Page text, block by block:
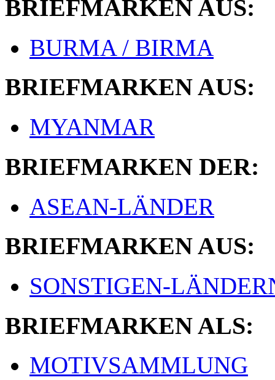
BRIEFMARKEN AUS:
BURMA / BIRMA
BRIEFMARKEN AUS:
MYANMAR
BRIEFMARKEN DER:
ASEAN-LÄNDER
BRIEFMARKEN AUS:
SONSTIGEN-
BRIEFMARKEN ALS:
MOTIVSAMMLUNG